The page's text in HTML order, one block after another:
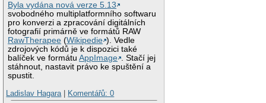
Byla vydána nová verze 5.13
svobodného multiplatformního softwaru
pro konverzi a zpracování digitálních
fotografií primárně ve formátů RAW
RawTherapee (Wikipedie ). Vedle
zdrojových kódů je k dispozici také
balíček ve formátuAppImage . Stačí jej
stáhnout, nastavit právo ke spuštění a
spustit.
Ladislav Hagara
Komentářů: 0